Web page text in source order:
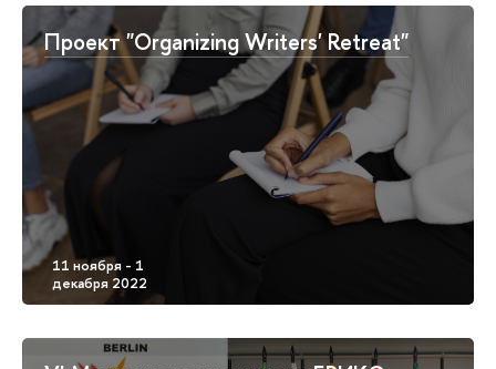
Проект "Organizing Writers' Retreat"